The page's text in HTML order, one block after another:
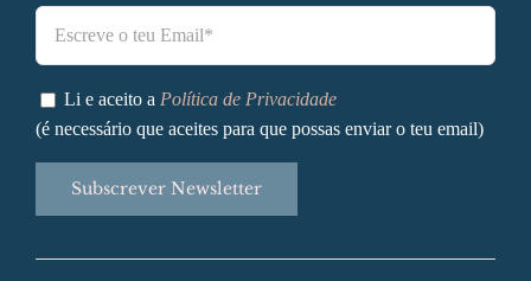
Li e aceito a Política de Privacidade
(é necessário que aceites para que possas enviar o teu email)